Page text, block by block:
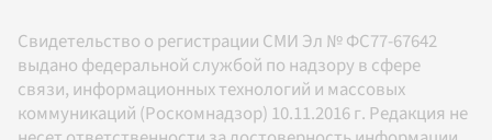
Свидетельство о регистрации СМИ Эл № ФС77-67642
выдано федеральной службой по надзору в сфере
связи, информационных технологий и массовых
коммуникаций (Роскомнадзор) 10.11.2016 г. Редакция не